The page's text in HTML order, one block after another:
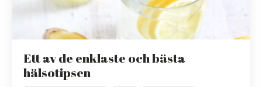
Ett av de enklaste och bästa
hälsotipsen